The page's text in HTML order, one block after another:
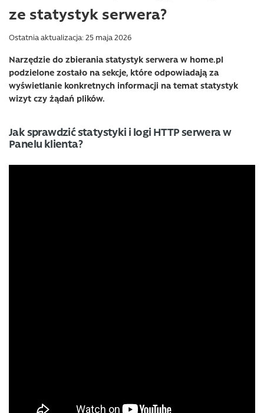
ze statystyk serwera?
Ostatnia aktualizacja: 25 maja 2026
Narzędzie do zbierania statystyk serwera w home.pl
podzielone zostało na sekcje, które odpowiadają za
wyświetlanie konkretnych informacji na temat statystyk
wizyt czy żądań plików.
Jak sprawdzić statystyki i logi HTTP serwera w
Panelu klienta?